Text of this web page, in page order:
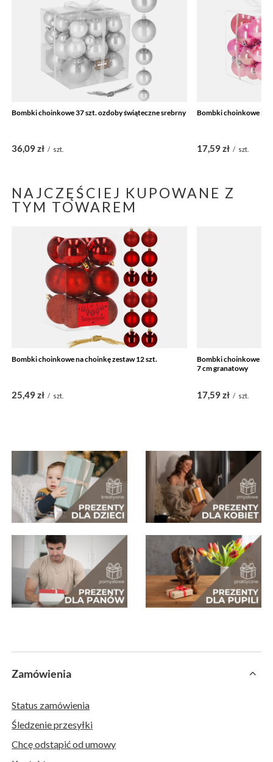
Bombki choinkowe 37 szt. ozdoby świąteczne srebrny
36,09 zł / szt.
Bombki choinkowe 37
17,59 zł / szt.
NAJCZĘŚCIEJ KUPOWANE Z
TYM TOWAREM
Bombki choinkowe na choinkę zestaw 12 szt.
25,49 zł / szt.
Bombki choinkowe 20
7 cm granatowy
17,59 zł / szt.
Zamówienia
Status zamówienia
Śledzenie przesyłki
Chcę odstąpić od umowy